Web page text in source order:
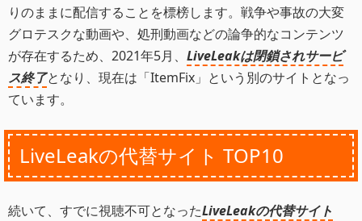
りのままに配信することを標榜します。戦争や事故の大変
グロテスクな動画や、処刑動画などの論争的なコンテンツ
が存在するため、2021年5月、 LiveLeakは閉鎖されサービ
ス終了となり、現在は「ItemFix」という別のサイトとなっ
ています。
LiveLeakの代替サイト TOP10
続いて、すでに視聴不可となったLiveLeakの代替サイト